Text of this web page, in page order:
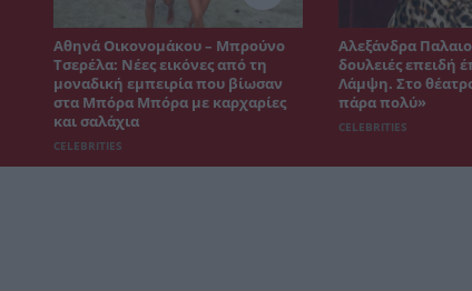
Αθηνά Οικονομάκου – Μπρούνο
Τσερέλα: Νέες εικόνες από τη
μοναδική εμπειρία που βίωσαν
στα Μπόρα Μπόρα με καρχαρίες
και σαλάχια
CELEBRITIES
Αλεξάνδρα
δουλειές επειδή
Λάμψη. Στο
πάρα πολύ»
CELEBRITIES